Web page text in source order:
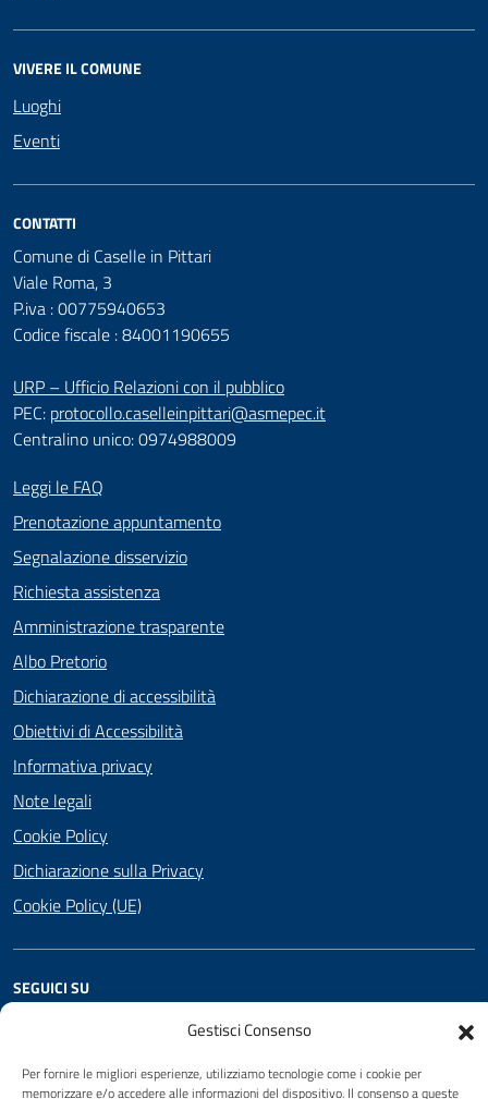
Gestisci Consenso
Per fornire le migliori esperienze, utilizziamo tecnologie come i cookie per
memorizzare e/o accedere alle informazioni del dispositivo. Il consenso a queste
VIVERE IL COMUNE
Luoghi
Eventi
CONTATTI
Comune di Caselle in Pittari
Viale Roma, 3
P.iva : 00775940653
Codice fiscale : 84001190655
URP – Ufficio Relazioni con il pubblico
PEC: protocollo.caselleinpittari@asmepec.it
Centralino unico: 0974988009
Leggi le FAQ
Prenotazione appuntamento
Segnalazione disservizio
Richiesta assistenza
Amministrazione trasparente
Albo Pretorio
Dichiarazione di accessibilità
Obiettivi di Accessibilità
Informativa privacy
Note legali
Cookie Policy
Dichiarazione sulla Privacy
Cookie Policy (UE)
SEGUICI SU
YouTube